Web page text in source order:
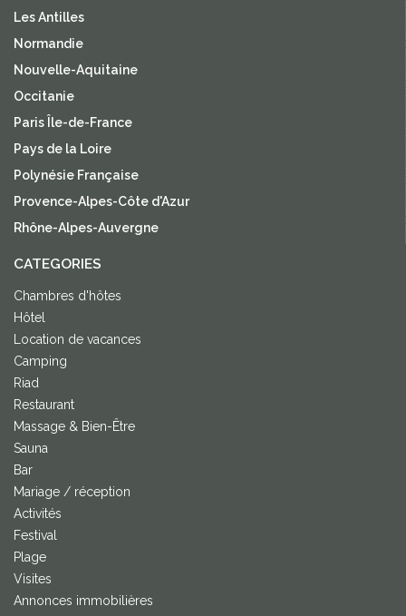
Les Antilles
Normandie
Nouvelle-Aquitaine
Occitanie
Paris Île-de-France
Pays de la Loire
Polynésie Française
Provence-Alpes-Côte d'Azur
Rhône-Alpes-Auvergne
CATEGORIES
Chambres d'hôtes
Hôtel
Location de vacances
Camping
Riad
Restaurant
Massage & Bien-Être
Sauna
Bar
Mariage / réception
Activités
Festival
Plage
Visites
Annonces immobilières